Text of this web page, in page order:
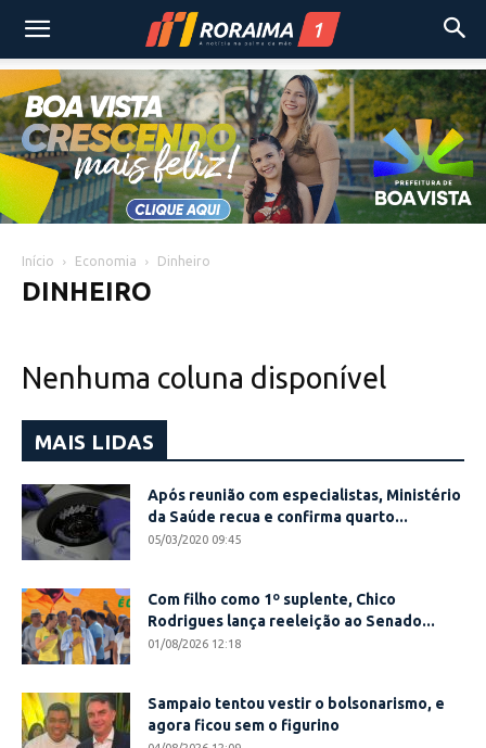
Início Economia Dinheiro
DINHEIRO
Nenhuma coluna disponível
MAIS LIDAS
Após reunião com especialistas, Ministério
da Saúde recua e confirma quarto...
05/03/2020 09:45
Com filho como 1º suplente, Chico
Rodrigues lança reeleição ao Senado...
01/08/2026 12:18
Sampaio tentou vestir o bolsonarismo, e
agora ficou sem o figurino